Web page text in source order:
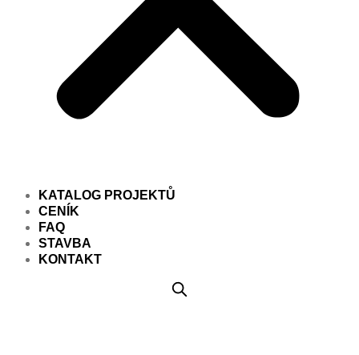
KATALOG PROJEKTŮ
CENÍK
FAQ
STAVBA
KONTAKT